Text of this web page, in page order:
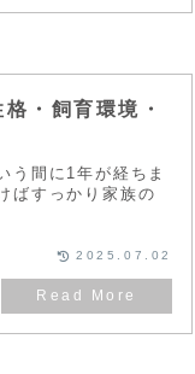
・飼育環境・
う間に1年が経ちま
ばすっかり家族の
2025.07.02